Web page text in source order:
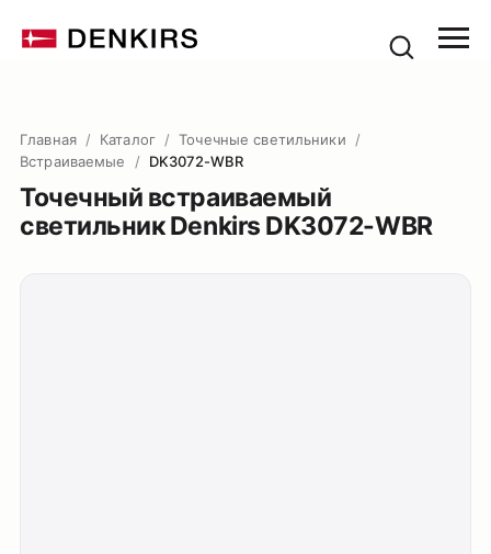
Главная / Каталог / Точечные светильники
/
Встраиваемые
/ DK3072-WBR
Точечный встраиваемый
светильник Denkirs DK3072-WBR